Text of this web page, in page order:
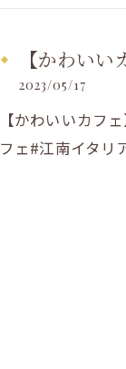
【かわいい
2023/05/17
【かわいいカフ
フェ#江南イタリ